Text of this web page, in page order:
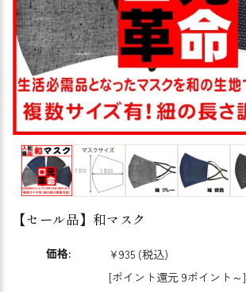
【セール品】和マスク
価格: ¥935 (税込)
[ポイント還元 9ポイント～]